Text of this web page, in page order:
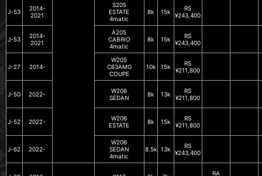
J-53
2014-
2021
S205
ESTATE
4matic
8k 15k
RS
¥243,400
J-53
2014-
2021
A205
CABRIO
4matic
8k 15k
RS
¥243,400
J-27 2014-
W205
C63AMG
COUPE
10k 15k
RS
¥211,800
J-50 2022-
W206
SEDAN
8k 13k
RS
¥211,800
J-52 2022-
W206
ESTATE
8k 15k
RS
¥211,800
J-62 2022-
W206
SEDAN
4matic
8.5k 13k
RS
¥243,400
RA